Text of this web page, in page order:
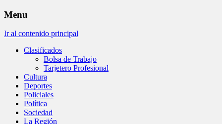
Menu
Ir al contenido principal
Clasificados
Bolsa de Trabajo
Tarjetero Profesional
Cultura
Deportes
Policiales
Política
Sociedad
La Región